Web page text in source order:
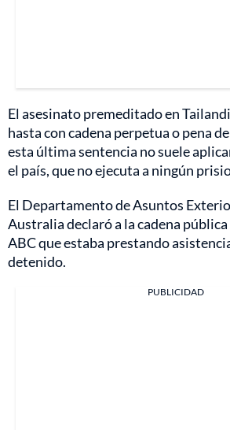
El asesinato premeditado en
hasta con cadena perpetua o pena
esta última sentencia no suele
el país, que no ejecuta a ningún
El Departamento de Asuntos
Australia declaró a la cadena
ABC que estaba prestando
detenido.
PUBLICIDAD